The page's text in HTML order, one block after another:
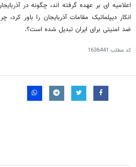
اعلامیه ای بر عهده گرفته اند، چگونه در
انکار دیپلماتیک مقامات آذربایجان را باور
ضد امنیتی برای ایران تبدیل شده است؟.
کد مطلب 1636441